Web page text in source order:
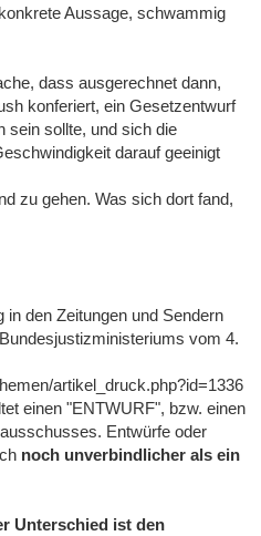
Aussage, schwammig
dass ausgerechnet dann,
konferiert, ein Gesetzentwurf
sein sollte, und sich die
darauf geeinigt
zu gehen. Was sich dort fand,
den Zeitungen und Sendern
vom 4.
artikel_druck.php?id=1336
einen "ENTWURF", bzw. einen
Entwürfe oder
noch unverbindlicher als ein
Unterschied ist den